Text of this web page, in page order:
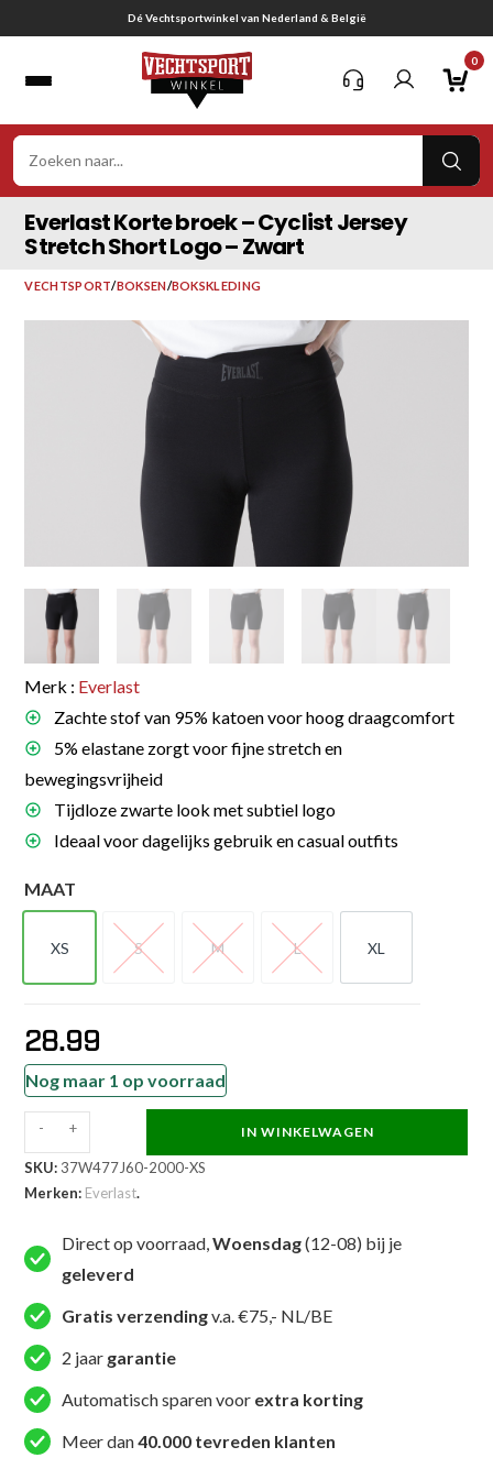
naar
Gratis verzending vanaf € 75,-
0
Everlast Korte broek – Cyclist Jersey
Stretch Short Logo – Zwart
VECHTSPORT/BOKSEN/BOKSKLEDING
Merk : Everlast
Zachte stof van 95% katoen voor hoog draagcomfort
5% elastane zorgt voor fijne stretch en
bewegingsvrijheid
Tijdloze zwarte look met subtiel logo
Ideaal voor dagelijks gebruik en casual outfits
MAAT
XS
XS
S
S
M
M
L
L
XL
XL
28.99
Nog maar 1 op voorraad
Korte
broek
Cyclist
Jersey
Stretch
Logo
-
aantal
- + IN WINKELWAGEN
SKU: 37W477J60-2000-XS
Merken: Everlast.
Direct op voorraad,Woensdag(12-08) bij je
geleverd
Gratis verzendingv.a. €75,- NL/BE
2 jaar garantie
Automatisch sparen voor extra korting
Meer dan40.000 tevreden klanten